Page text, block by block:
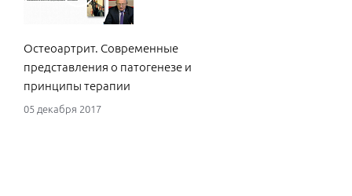
Остеоартрит. Современные
представления о патогенезе и
принципы терапии
05 декабря 2017